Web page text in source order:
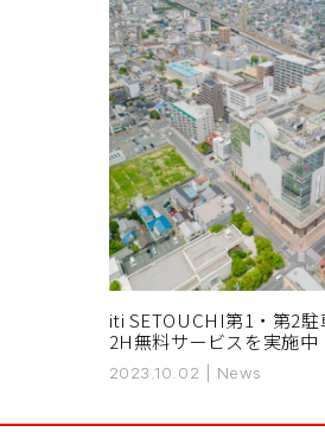
iti SETOUCHI第1・第2
2H無料サービスを実施中
2023.10.02 News